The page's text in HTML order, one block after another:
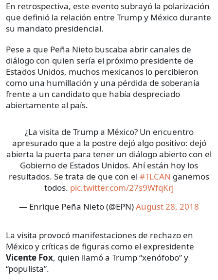
En retrospectiva, este evento subrayó la polarización
que definió la relación entre Trump y México durante
su mandato presidencial.
Pese a que Peña Nieto buscaba abrir canales de
diálogo con quien sería el próximo presidente de
Estados Unidos, muchos mexicanos lo percibieron
como una humillación y una pérdida de soberanía
frente a un candidato que había despreciado
abiertamente al país.
¿La visita de Trump a México? Un encuentro
apresurado que a la postre dejó algo positivo: dejó
abierta la puerta para tener un diálogo abierto con el
Gobierno de Estados Unidos. Ahí están hoy los
resultados. Se trata de que con el #TLCAN ganemos
todos. pic.twitter.com/27s9WfqKrj
— Enrique Peña Nieto (@EPN)August 28, 2018
La visita provocó manifestaciones de rechazo en
México y críticas de figuras como el expresidente
Vicente Fox, quien llamó a Trump “xenófobo” y
“populista”.